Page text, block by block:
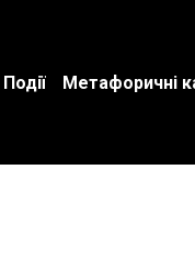
Події Метафоричні